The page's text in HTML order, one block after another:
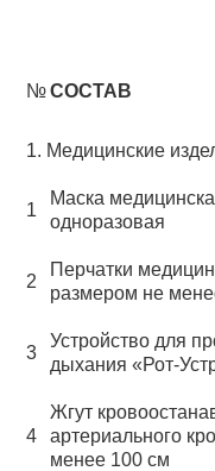
№СОСТАВ
1. Медицинские
1
Маска
одноразовая
2
Перчатки
размером не
3
Устройство для
дыхания «Рот-
4
Жгут
артериального
менее 100 см